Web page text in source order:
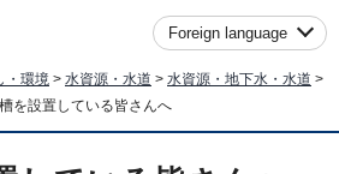
Foreign language
・環境 > 水資源・水道 > 水資源・地下水・水道 >
を設置している皆さんへ